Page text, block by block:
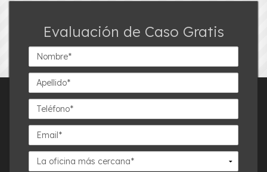
Evaluación de Caso Gratis
Nombre*
Apellido*
Teléfono*
Email*
La
oficina